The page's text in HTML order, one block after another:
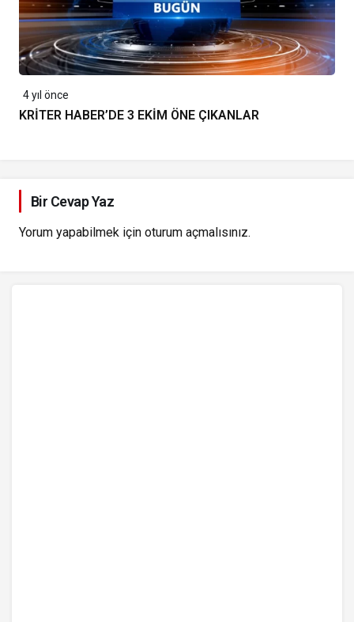
4 yıl önce
KRİTER HABER’DE 3 EKİM ÖNE ÇIKANLAR
Bir Cevap Yaz
Yorum yapabilmek için oturum açmalısınız.